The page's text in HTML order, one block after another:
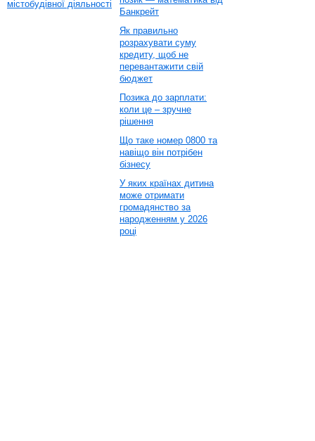
містобудівної діяльності
Банкрейт
Як правильно
розрахувати суму
кредиту, щоб не
перевантажити свій
бюджет
Позика до зарплати:
коли це – зручне
рішення
Що таке номер 0800 та
навіщо він потрібен
бізнесу
У яких країнах дитина
може отримати
громадянство за
народженням у 2026
році